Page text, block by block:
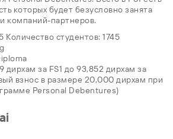
которых будет безусловно занята
компаний-партнеров.
Количество студентов: 1745
дирхам за FS1 до 93,852 дирхам за
взнос в размере 20,000 дирхам при
Personal Debentures)